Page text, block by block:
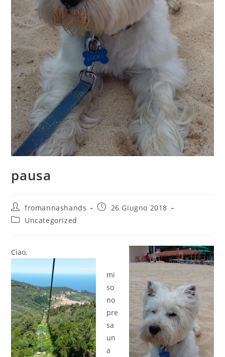
pausa
Autore
dell'articolo:
fromannashands
Articolo26 Giugno 2018
Categoria
Uncategorized
Ciao,
mi
so
no
pre
sa
un
a